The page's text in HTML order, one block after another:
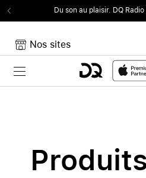
Du son au plaisir. DQ
Nos sites
Toggle navigation